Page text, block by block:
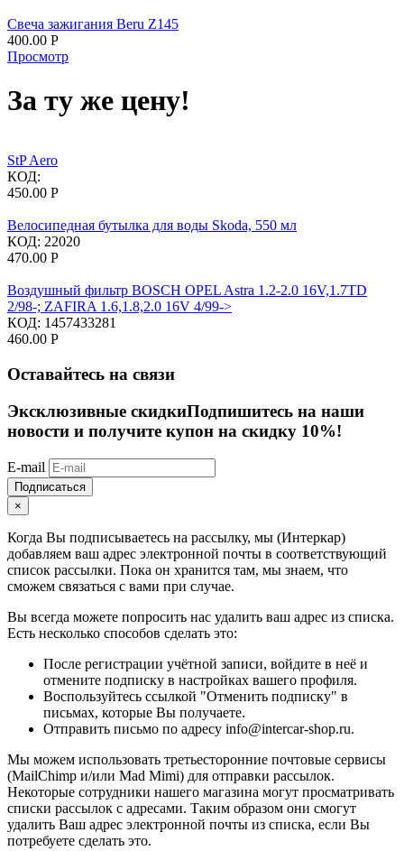
Свеча зажигания Beru Z145
400.00 Р
Просмотр
За ту же цену!
StP Aero
КОД:
450.00 Р
Велосипедная бутылка для воды Skoda, 550 мл
КОД: 22020
470.00 Р
Воздушный фильтр BOSCH OPEL Astra 1.2-2.0 16V,1.7TD
2/98-; ZAFIRA 1.6,1.8,2.0 16V 4/99->
КОД: 1457433281
460.00 Р
Оставайтесь на связи
Эксклюзивные скидкиПодпишитесь на наши
новости и получите купон на скидку 10%!
E-mail
Подписаться
×
Когда Вы подписываетесь на рассылку, мы (Интеркар)
добавляем ваш адрес электронной почты в соответствующий
список рассылки. Пока он хранится там, мы знаем, что
сможем связаться с вами при случае.
Вы всегда можете попросить нас удалить ваш адрес из списка.
Есть несколько способов сделать это:
После регистрации учётной записи, войдите в неё и
отмените подписку в настройках вашего профиля.
Воспользуйтесь ссылкой "Отменить подписку" в
письмах, которые Вы получаете.
Отправить письмо по адресу info@intercar-shop.ru.
Мы можем использовать третьесторонние почтовые сервисы
(MailChimp и/или Mad Mimi) для отправки рассылок.
Некоторые сотрудники нашего магазина могут просматривать
списки рассылок с адресами. Таким образом они смогут
удалить Ваш адрес электронной почты из списка, если Вы
потребуете сделать это.